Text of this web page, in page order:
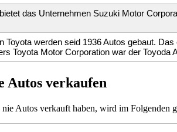
das Unternehmen Suzuki Motor
Toyota werden seid 1936 Autos gebaut. Das
Toyota Motor Corporation war der Toyoda
Autos verkaufen
Autos verkauft haben, wird im Folgenden